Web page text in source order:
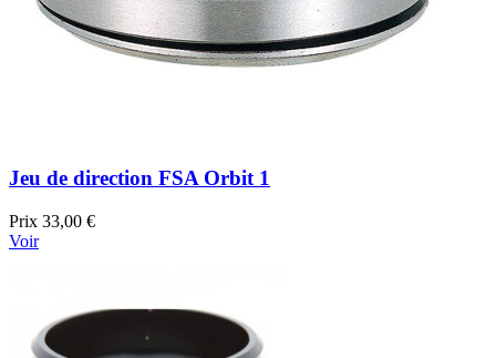
Jeu de direction FSA Orbit 1
Prix 33,00 €
Voir